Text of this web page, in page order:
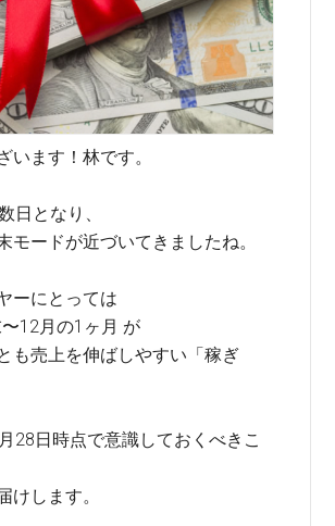
います！林です。
日となり、
モードが近づいてきましたね。
ーにとっては
12月の1ヶ月 が
も売上を伸ばしやすい「稼ぎ
28日時点で意識しておくべきこ
けします。